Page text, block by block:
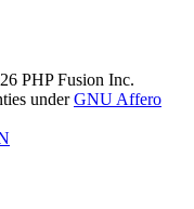
PHP Fusion Inc.
underGNU Affero